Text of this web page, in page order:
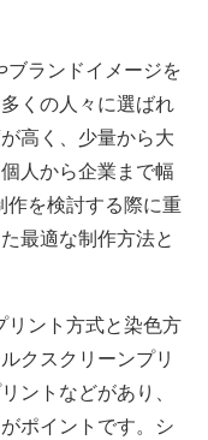
ランドイメージを
くの人々に選ばれ
高く、少量から大
人から企業まで幅
作を検討する際に重
最適な制作方法と
ント方式と染色方
クスクリーンプリ
ントなどがあり、
ポイントです。シ